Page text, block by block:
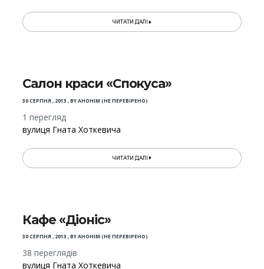
ЧИТАТИ ДАЛІ
Салон краси «Спокуса»
30 СЕРПНЯ , 2013 ,BYАНОНІМ (НЕ ПЕРЕВІРЕНО)
1 перегляд
вулиця Гната Хоткевича
ЧИТАТИ ДАЛІ
Кафе «Діоніс»
30 СЕРПНЯ , 2013 ,BYАНОНІМ (НЕ ПЕРЕВІРЕНО)
38 переглядів
вулиця Гната Хоткевича